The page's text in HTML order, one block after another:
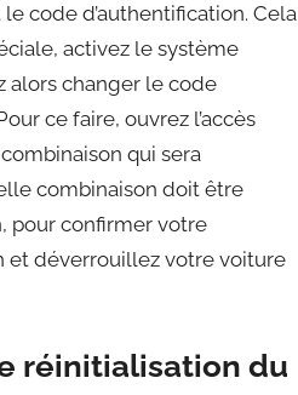
code d’authentification. Cela
activez le système
alors changer le code
ce faire, ouvrez l’accès
qui sera
combinaison doit être
pour confirmer votre
et déverrouillez votre voiture
réinitialisation du